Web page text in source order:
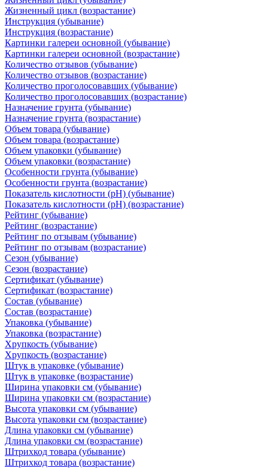
Жизненный цикл (возрастание)
Инструкция (убывание)
Инструкция (возрастание)
Картинки галереи основной (убывание)
Картинки галереи основной (возрастание)
Количество отзывов (убывание)
Количество отзывов (возрастание)
Количество проголосовавших (убывание)
Количество проголосовавших (возрастание)
Назначение грунта (убывание)
Назначение грунта (возрастание)
Объем товара (убывание)
Объем товара (возрастание)
Объем упаковки (убывание)
Объем упаковки (возрастание)
Особенности грунта (убывание)
Особенности грунта (возрастание)
Показатель кислотности (pH) (убывание)
Показатель кислотности (pH) (возрастание)
Рейтинг (убывание)
Рейтинг (возрастание)
Рейтинг по отзывам (убывание)
Рейтинг по отзывам (возрастание)
Сезон (убывание)
Сезон (возрастание)
Сертификат (убывание)
Сертификат (возрастание)
Состав (убывание)
Состав (возрастание)
Упаковка (убывание)
Упаковка (возрастание)
Хрупкость (убывание)
Хрупкость (возрастание)
Штук в упаковке (убывание)
Штук в упаковке (возрастание)
Ширина упаковки см (убывание)
Ширина упаковки см (возрастание)
Высота упаковки см (убывание)
Высота упаковки см (возрастание)
Длина упаковки см (убывание)
Длина упаковки см (возрастание)
Штрихкод товара (убывание)
Штрихкод товара (возрастание)